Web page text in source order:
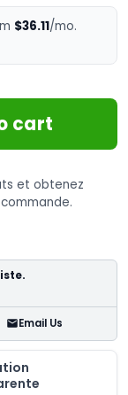
$36.11/mo.
cart
et obtenez
Email Us